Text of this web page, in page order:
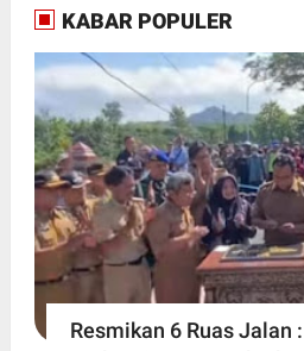
KABAR POPULER
Resmikan 6 Ruas Jalan